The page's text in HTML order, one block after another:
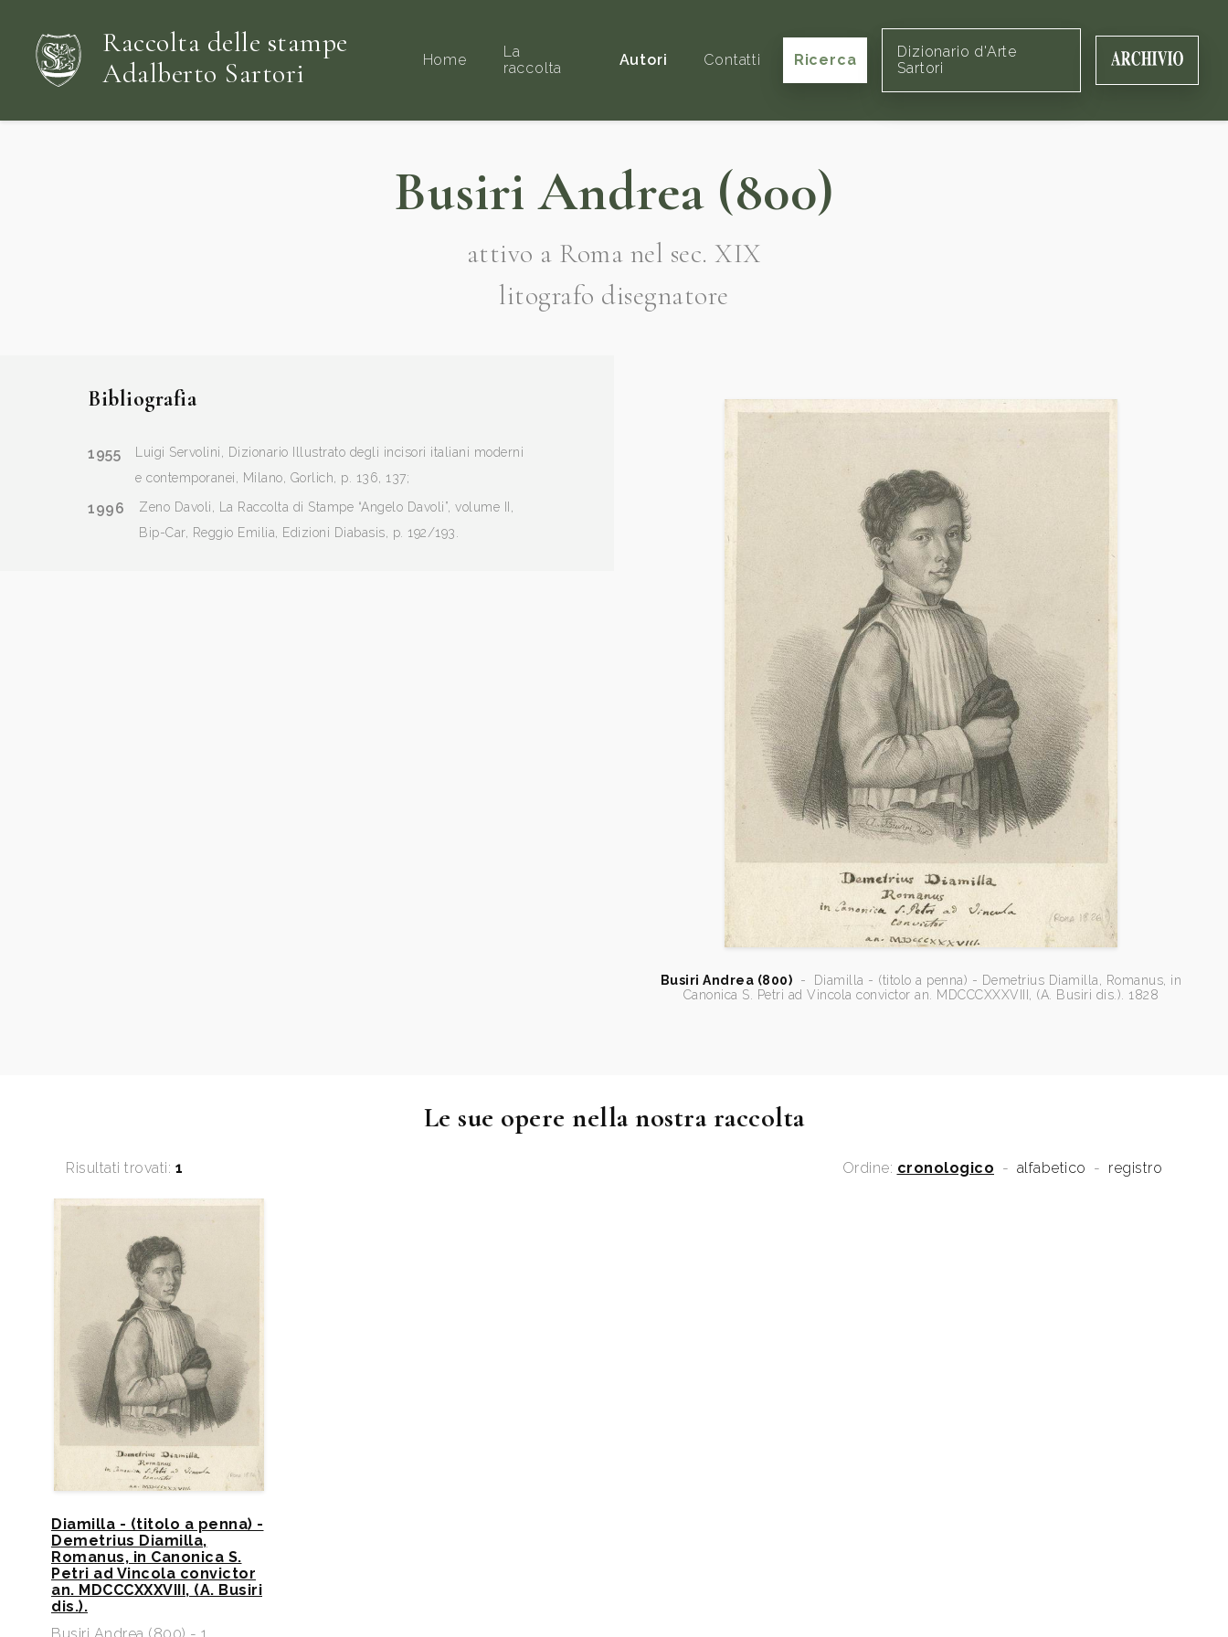
Raccolta delle stampe
Adalberto Sartori
Home
La
raccolta
Autori Contatti Ricerca
Dizionario d'Arte
Sartori
Busiri Andrea (800)
attivo a Roma nel sec. XIX
litografo disegnatore
Bibliografia
1955
Luigi Servolini, Dizionario Illustrato degli incisori italiani moderni
e contemporanei, Milano, Gorlich, p. 136, 137;
1996
Zeno Davoli, La Raccolta di Stampe “Angelo Davoli”, volume II,
Bip-Car, Reggio Emilia, Edizioni Diabasis, p. 192/193.
Busiri Andrea (800) -
Diamilla - (titolo a penna) - Demetrius Diamilla, Romanus, in
Canonica S. Petri ad Vincola convictor an. MDCCCXXXVIII, (A. Busiri dis.). 1828
Le sue opere nella nostra raccolta
Risultati trovati: 1 Ordine: cronologico - alfabetico - registro
Diamilla - (titolo a penna) -
Demetrius Diamilla,
Romanus, in Canonica S.
Petri ad Vincola convictor
an. MDCCCXXXVIII, (A. Busiri
dis.).